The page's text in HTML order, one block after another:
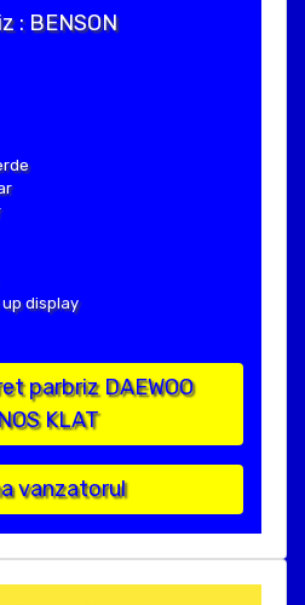
: BENSON
display
parbriz DAEWOO
KLAT
vanzatorul